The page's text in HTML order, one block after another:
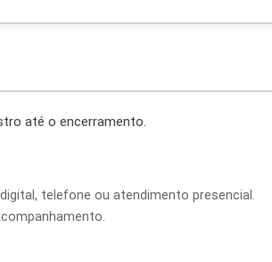
até o encerramento.
telefone ou atendimento presencial.